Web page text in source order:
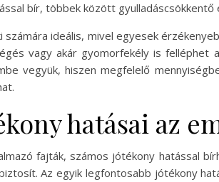
bír, többek között gyulladáscsökkentő
számára ideális, mivel egyesek
vagy akár gyomorfekély is
vegyük, hiszen megfelelő
hatásai az
fajták, számos jótékony hatással
Az egyik legfontosabb jótékony